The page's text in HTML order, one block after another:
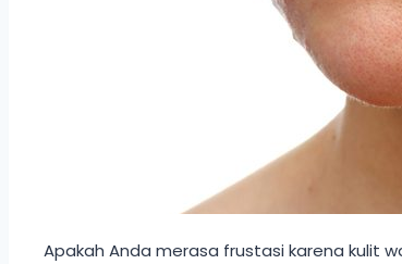
Apakah Anda merasa frustasi karena kulit